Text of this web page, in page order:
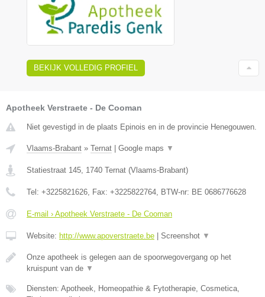
BEKIJK VOLLEDIG PROFIEL
Apotheek Verstraete - De Cooman
Niet gevestigd in de plaats Epinois en in de provincie Henegouwen.
Vlaams-Brabant » Ternat Google maps ▼
Statiestraat 145, 1740 Ternat (Vlaams-Brabant)
Tel: +3225821626, Fax: +3225822764, BTW-nr: BE 0686776628
E-mail › Apotheek Verstraete - De Cooman
Website: http://www.apoverstraete.be Screenshot ▼
Onze apotheek is gelegen aan de spoorwegovergang op het
kruispunt van de ▼
Diensten: Apotheek, Homeopathie & Fytotherapie, Cosmetica,